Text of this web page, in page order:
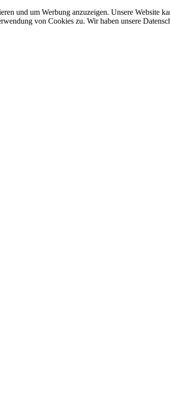
und um Werbung anzuzeigen. Unsere Website
von Cookies zu. Wir haben unsere